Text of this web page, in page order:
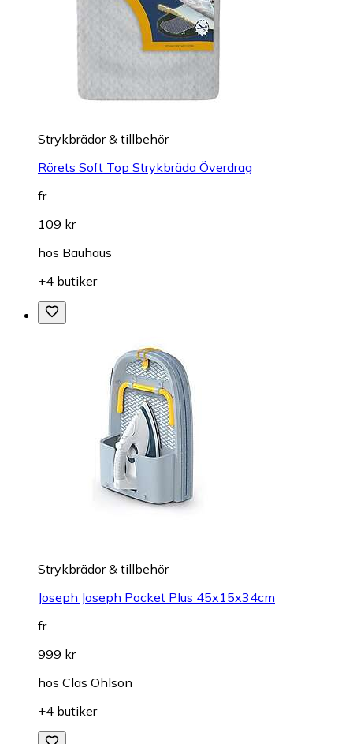
Strykbrädor & tillbehör
Rörets Soft Top Strykbräda Överdrag
fr.
109 kr
hos Bauhaus
+4 butiker
Strykbrädor & tillbehör
Joseph Joseph Pocket Plus 45x15x34cm
fr.
999 kr
hos Clas Ohlson
+4 butiker